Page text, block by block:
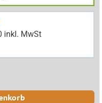
inkl. MwSt